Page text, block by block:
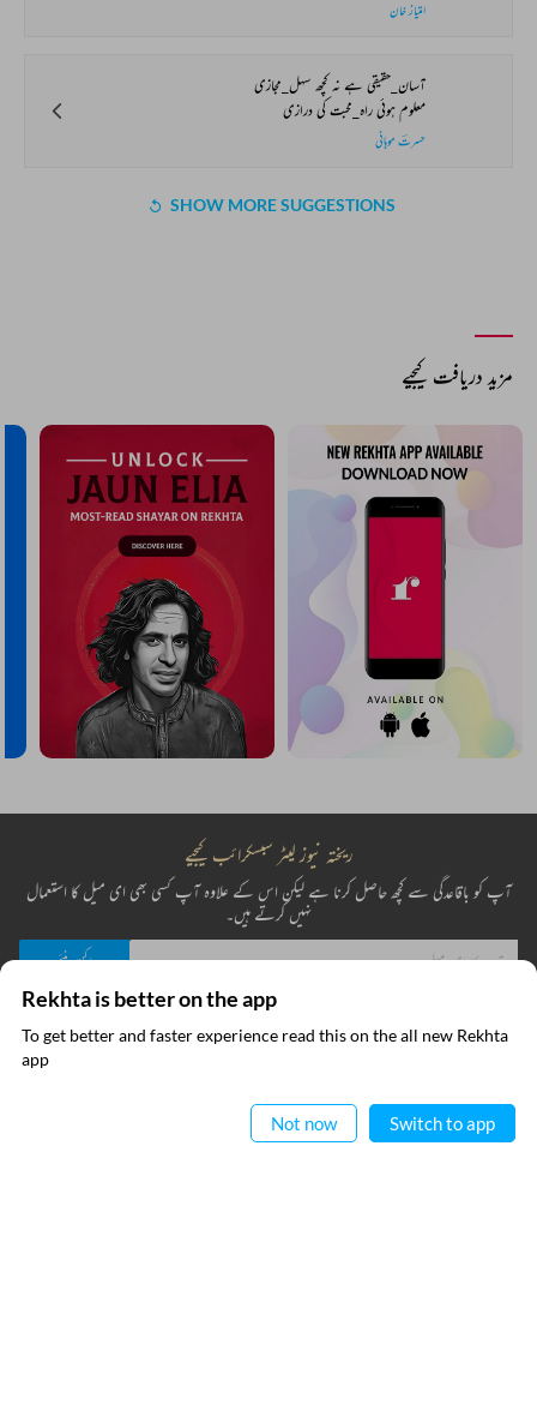
امتیاز خان
آسان_حقیقی ہے نہ کچھ سہل_مجازی
معلوم ہوئی راہ_محبت کی درازی
حسرتؔ موہانی
SHOW MORE SUGGESTIONS
مزید دریافت کیجیے
ریختہ نیوز لیٹر سبسکرائب کیجیے
آپ کو باقاعدگی سے کچھ حاصل کرنا ہے لیکن اس کے علاوہ آپ کسی بھی ای میل کا استعمال
نہیں کرتے ہیں۔
پڑھ لی ہے اور اس سے متفق ہوں
فوری رابطے معلومات
Rekhta is better on the app
To get better and faster experience read this on the all new Rekhta
app
Not now Switch to app